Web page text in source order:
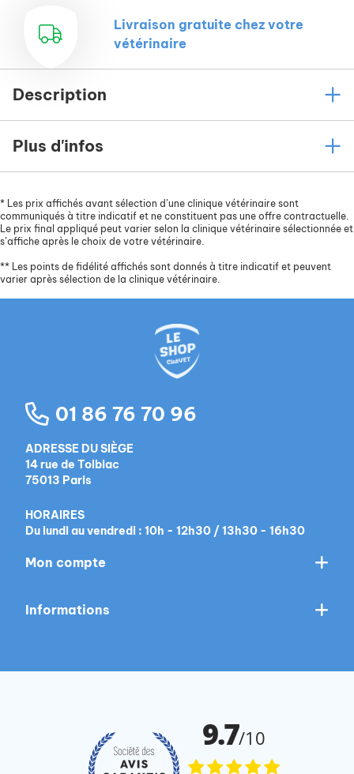
Livraison gratuite chez votre
vétérinaire
Description
Plus d'infos
* Les prix affichés avant sélection d’une clinique vétérinaire sont
communiqués à titre indicatif et ne constituent pas une offre contractuelle.
Le prix final appliqué peut varier selon la clinique vétérinaire sélectionnée et
s’affiche après le choix de votre vétérinaire.
** Les points de fidélité affichés sont donnés à titre indicatif et peuvent
varier après sélection de la clinique vétérinaire.
01 86 76 70 96
ADRESSE DU SIÈGE
14 rue de Tolbiac
75013 Paris
HORAIRES
Du lundi au vendredi : 10h - 12h30 / 13h30 - 16h30
Mon compte
Informations